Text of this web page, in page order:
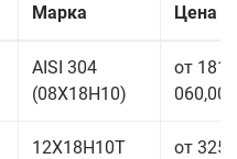
Марка Цена
AISI 304
(08Х18Н10)
от 181
060,00
12Х18Н10Т
от 325